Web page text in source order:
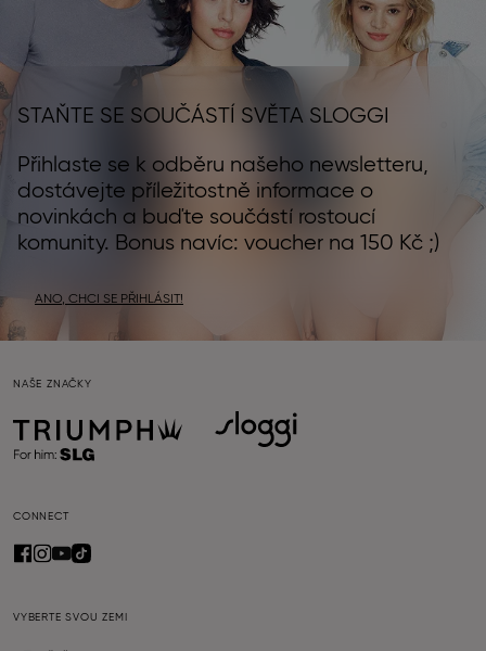
STAŇTE SE SOUČÁSTÍ SVĚTA SLOGGI
Přihlaste se k odběru našeho newsletteru,
dostávejte příležitostně informace o
novinkách a buďte součástí rostoucí
komunity. Bonus navíc: voucher na 150 Kč ;)
ANO, CHCI SE PŘIHLÁSIT!
NAŠE ZNAČKY
CONNECT
VYBERTE SVOU ZEMI